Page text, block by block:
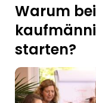
Warum
starten?